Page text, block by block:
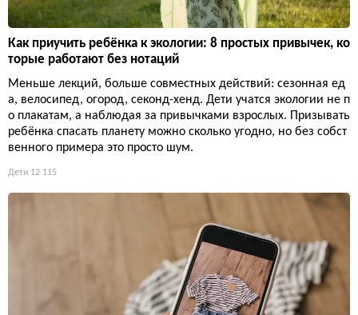
Как приучить ребёнка к экологии: 8 простых привычек, ко
торые работают без нотаций
Меньше лекций, больше совместных действий: сезонная ед
а, велосипед, огород, секонд-хенд. Дети учатся экологии не п
о плакатам, а наблюдая за привычками взрослых. Призывать
ребёнка спасать планету можно сколько угодно, но без собст
венного примера это просто шум.
Дети 12 115